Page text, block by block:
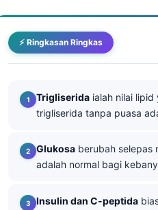
⚡ Ringkasan Ringkas
Trigliserida ialah nilai
trigliserida tanpa puasa
Glukosa berubah selepas
adalah normal bagi
Insulin dan C-peptida